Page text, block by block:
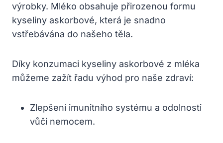
výrobky. Mléko obsahuje přirozenou formu
kyseliny askorbové, která je snadno
vstřebávána do našeho těla.
Díky konzumaci kyseliny askorbové z mléka
můžeme zažít řadu výhod pro naše zdraví:
Zlepšení imunitního systému a odolnosti
vůči nemocem.